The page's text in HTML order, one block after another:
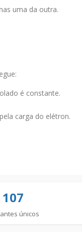
uma da outra.
é constante.
carga do elétron.
107
únicos